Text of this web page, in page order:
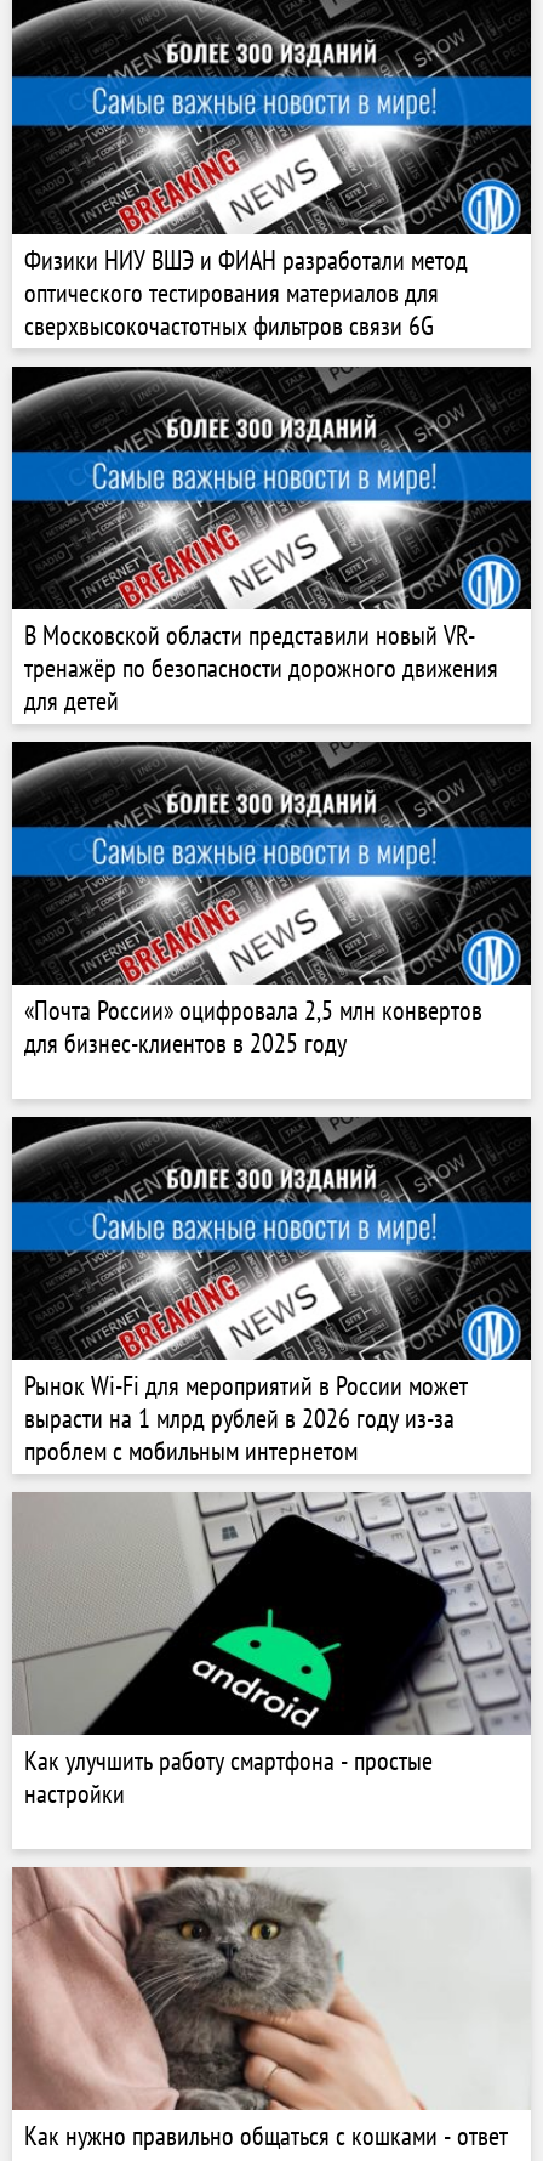
Физики НИУ ВШЭ и ФИАН разработали метод
оптического тестирования материалов для
сверхвысокочастотных фильтров связи 6G
В Московской области представили новый VR-
тренажёр по безопасности дорожного движения
для детей
«Почта России» оцифровала 2,5 млн конвертов
для бизнес-клиентов в 2025 году
Рынок Wi-Fi для мероприятий в России может
вырасти на 1 млрд рублей в 2026 году из-за
проблем с мобильным интернетом
Как улучшить работу смартфона - простые
настройки
Как нужно правильно общаться с кошками - ответ